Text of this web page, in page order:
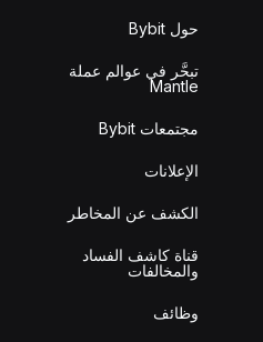
حول Bybit
تبحَّر في عوالم عملة
Mantle
مجتمعات Bybit
الإعلانات
الكشف عن المخاطر
قناة كاشف الفساد
والمخالفات
وظائف